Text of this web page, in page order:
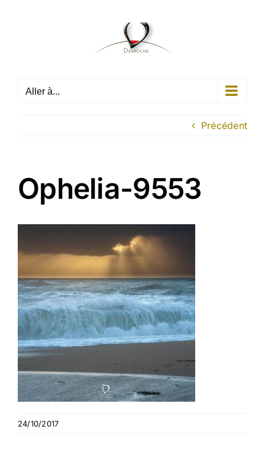
Aller à...
Précédent
Ophelia-9553
24/10/2017